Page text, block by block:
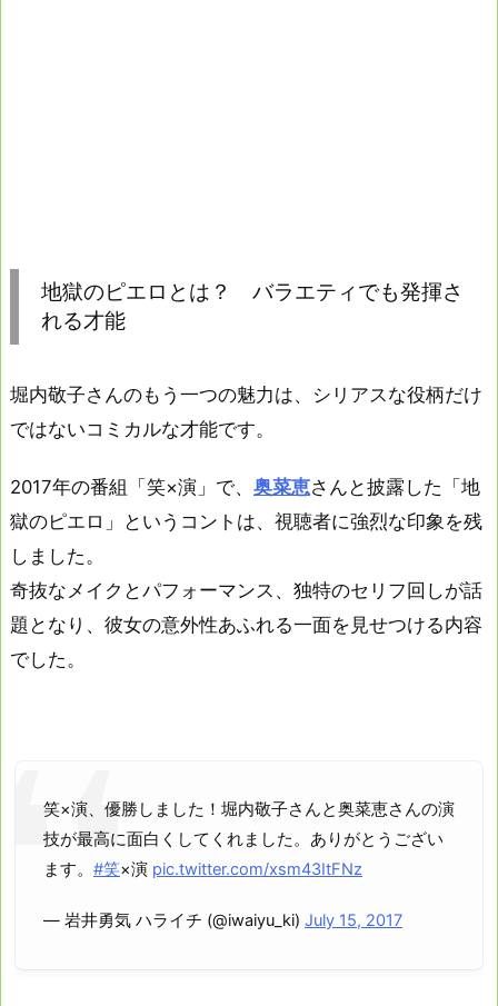
地獄のピエロとは？ バラエティでも発揮さ
れる才能
堀内敬子さんのもう一つの魅力は、シリアスな役柄だけ
ではないコミカルな才能です。
2017年の番組「笑×演」で、 奥菜恵さんと披露した「地
獄のピエロ」というコントは、視聴者に強烈な印象を残
しました。
奇抜なメイクとパフォーマンス、独特のセリフ回しが話
題となり、彼女の意外性あふれる一面を見せつける内容
でした。
笑×演、優勝しました！堀内敬子さんと奥菜恵さんの演
技が最高に面白くしてくれました。ありがとうござい
ます。 #笑×演 pic.twitter.com/xsm43ItFNz
— 岩井勇気 ハライチ (@iwaiyu_ki) July 15, 2017